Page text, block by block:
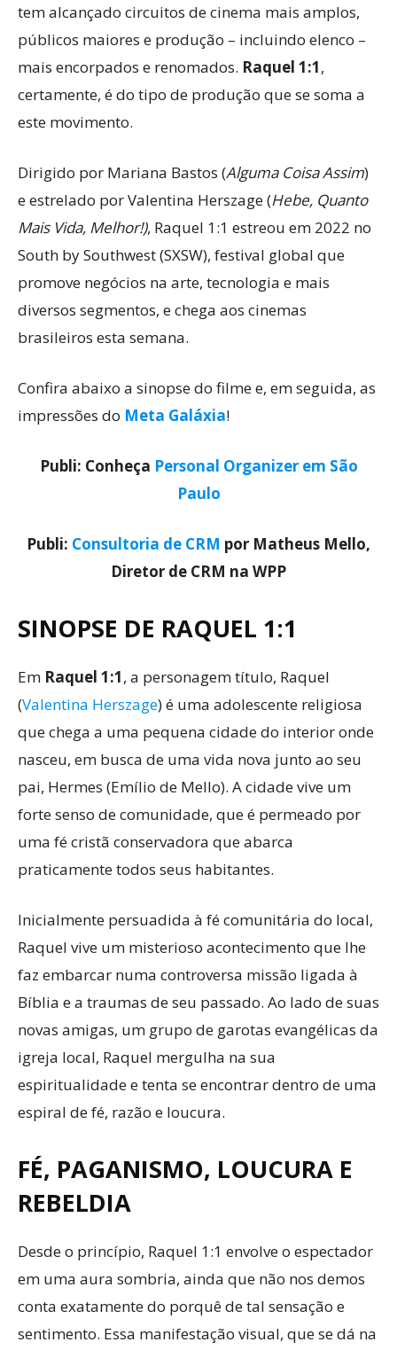
tem alcançado circuitos de cinema mais amplos,
públicos maiores e produção – incluindo elenco –
mais encorpados e renomados. Raquel 1:1,
certamente, é do tipo de produção que se soma a
este movimento.
Dirigido por Mariana Bastos (Alguma Coisa Assim)
e estrelado por Valentina Herszage (Hebe, Quanto
Mais Vida, Melhor!), Raquel 1:1 estreou em 2022 no
South by Southwest (SXSW), festival global que
promove negócios na arte, tecnologia e mais
diversos segmentos, e chega aos cinemas
brasileiros esta semana.
Confira abaixo a sinopse do filme e, em seguida, as
impressões do Meta Galáxia!
Publi: Conheça Personal Organizer em São
Paulo
Publi: Consultoria de CRM por Matheus Mello,
Diretor de CRM na WPP
SINOPSE DE RAQUEL 1:1
Em Raquel 1:1, a personagem título, Raquel
(Valentina Herszage) é uma adolescente religiosa
que chega a uma pequena cidade do interior onde
nasceu, em busca de uma vida nova junto ao seu
pai, Hermes (Emílio de Mello). A cidade vive um
forte senso de comunidade, que é permeado por
uma fé cristã conservadora que abarca
praticamente todos seus habitantes.
Inicialmente persuadida à fé comunitária do local,
Raquel vive um misterioso acontecimento que lhe
faz embarcar numa controversa missão ligada à
Bíblia e a traumas de seu passado. Ao lado de suas
novas amigas, um grupo de garotas evangélicas da
igreja local, Raquel mergulha na sua
espiritualidade e tenta se encontrar dentro de uma
espiral de fé, razão e loucura.
FÉ, PAGANISMO, LOUCURA E
REBELDIA
Desde o princípio, Raquel 1:1 envolve o espectador
em uma aura sombria, ainda que não nos demos
conta exatamente do porquê de tal sensação e
sentimento. Essa manifestação visual, que se dá na